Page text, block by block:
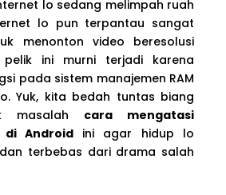
lo sedang melimpah ruah
lo pun terpantau sangat
menonton video beresolusi
pelik ini murni terjadi karena
pada sistem manajemen RAM
Yuk, kita bedah tuntas biang
masalah cara mengatasi
Androidini agar hidup lo
terbebas dari drama salah